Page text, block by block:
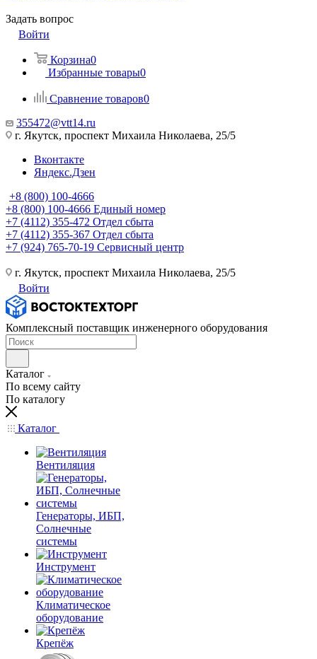
Задать вопрос
Войти
Корзина0
Избранные товары0
Сравнение товаров0
355472@vtt14.ru
г. Якутск, проспект Михаила Николаева, 25/5
Вконтакте
Яндекс.Дзен
+8 (800) 100-4666
+8 (800) 100-4666 Единый номер
+7 (4112) 355-472 Отдел сбыта
+7 (4112) 355-367 Отдел сбыта
+7 (924) 765-70-19 Сервисный центр
г. Якутск, проспект Михаила Николаева, 25/5
Войти
Комплексный поставщик инженерного оборудования
Каталог
По всему сайту
По каталогу
Каталог
Вентиляция
Генераторы, ИБП,
Солнечные
системы
Инструмент
Климатическое
оборудование
Крепёж